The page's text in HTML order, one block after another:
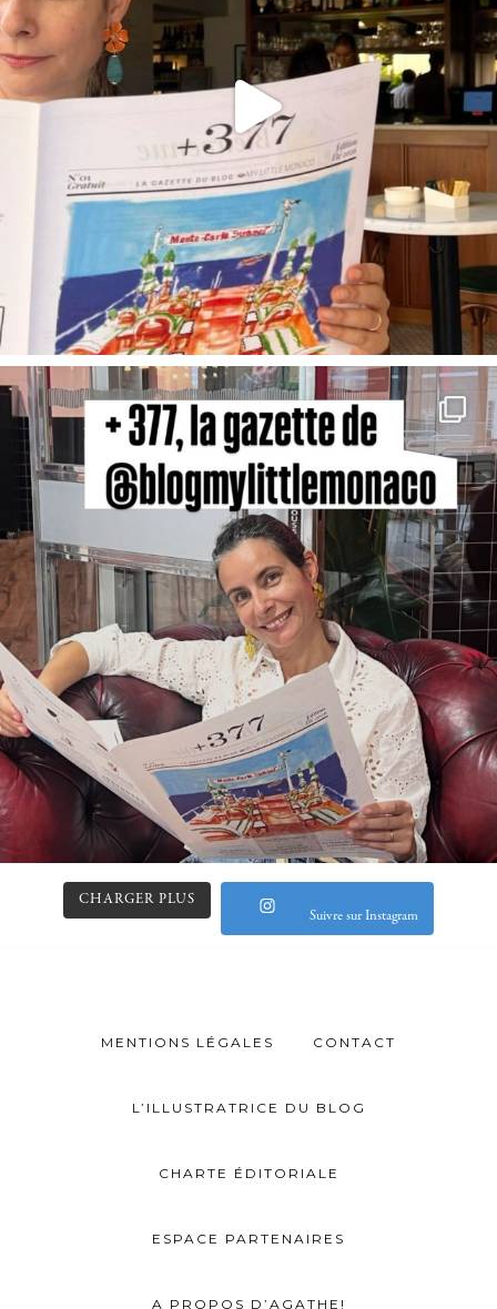
CHARGER PLUS
Suivre sur Instagram
MENTIONS LÉGALES CONTACT
L’ILLUSTRATRICE DU BLOG
CHARTE ÉDITORIALE
ESPACE PARTENAIRES
A PROPOS D’AGATHE!